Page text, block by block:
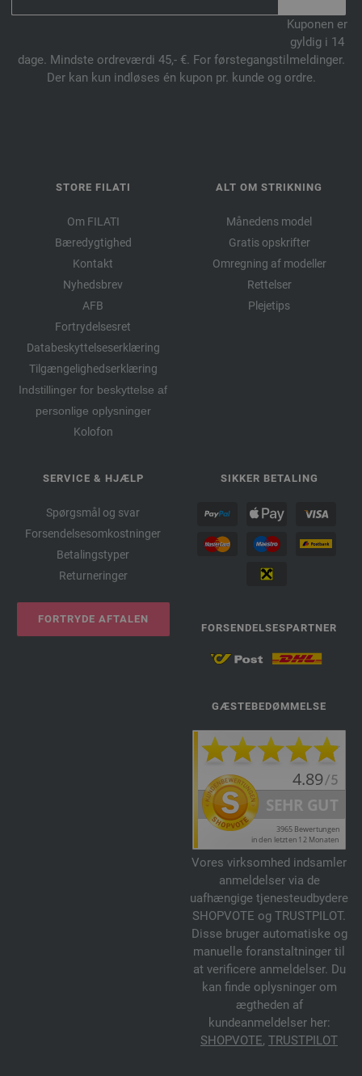
Kuponen er
gyldig i 14
dage. Mindste ordreværdi 45,- €. For førstegangstilmeldinger.
Der kan kun indløses én kupon pr. kunde og ordre.
STORE FILATI
Om FILATI
Bæredygtighed
Kontakt
Nyhedsbrev
AFB
Fortrydelsesret
Databeskyttelseserklæring
Tilgængelighedserklæring
Indstillinger for beskyttelse af
personlige oplysninger
Kolofon
ALT OM STRIKNING
Månedens model
Gratis opskrifter
Omregning af modeller
Rettelser
Plejetips
SERVICE & HJÆLP
Spørgsmål og svar
Forsendelsesomkostninger
Betalingstyper
Returneringer
FORTRYDE AFTALEN
SIKKER BETALING
FORSENDELSESPARTNER
GÆSTEBEDØMMELSE
Vores virksomhed indsamler
anmeldelser via de
uafhængige tjenesteudbydere
SHOPVOTE og TRUSTPILOT.
Disse bruger automatiske og
manuelle foranstaltninger til
at verificere anmeldelser. Du
kan finde oplysninger om
ægtheden af
kundeanmeldelser her:
SHOPVOTE, TRUSTPILOT